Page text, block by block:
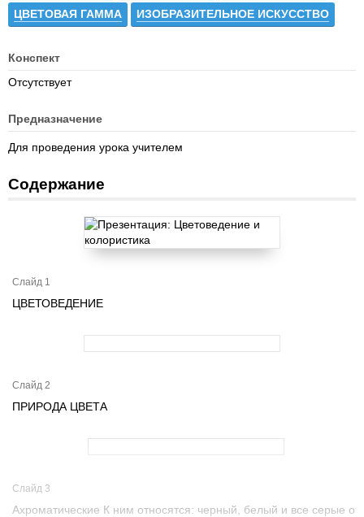
ЦВЕТОВАЯ ГАММА ИЗОБРАЗИТЕЛЬНОЕ ИСКУССТВО
Конспект
Отсутствует
Предназначение
Для проведения урока учителем
Содержание
Слайд 1
ЦВЕТОВЕДЕНИЕ
Слайд 2
ПРИРОДА ЦВЕТА
Слайд 3
Ахроматические К ним относятся: черный, белый и все серые от